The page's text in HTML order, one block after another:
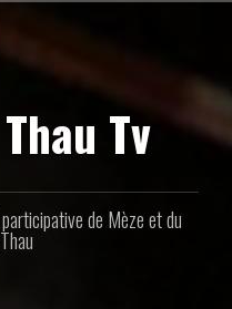
Tv
de Mèze et du